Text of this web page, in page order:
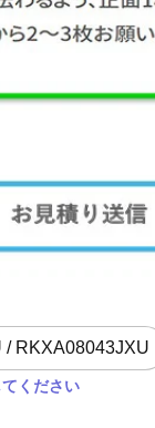
/ RKXA08043JXU
ください